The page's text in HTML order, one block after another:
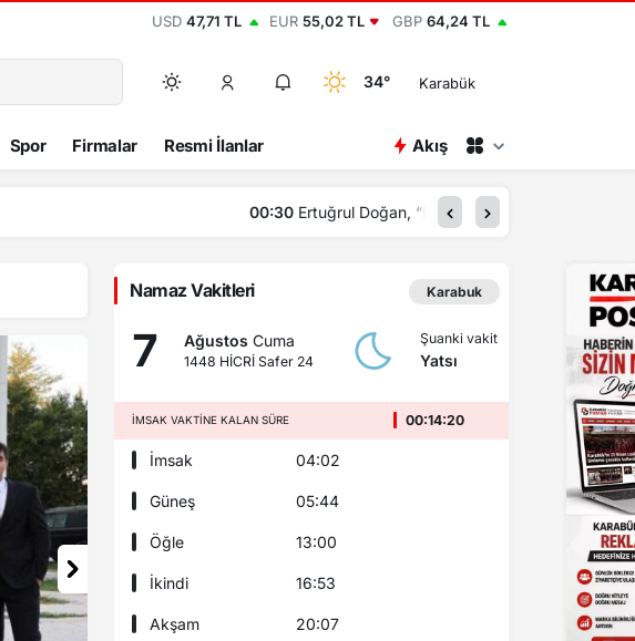
USD 47,71 TL EUR 55,02 TL GBP 64,24 TL
34° Karabük
Spor Firmalar Resmi İlanlar Akış
Namaz Vakitleri Karabuk
7 Ağustos Cuma
1448 HİCRİ Safer 24
Şuanki vakit
Yatsı
İMSAK VAKTINE KALAN SÜRE 00:14:19
İmsak 04:02
Güneş 05:44
Öğle 13:00
İkindi 16:53
Akşam 20:07